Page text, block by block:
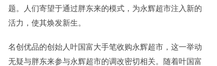
题。人们寄望于通过胖东来的模式，为永辉超市注入新的
活力，使其焕发新生。
名创优品的创始人叶国富大手笔收购永辉超市，这一举动
无疑与胖东来参与永辉超市的调改密切相关。随着叶国富